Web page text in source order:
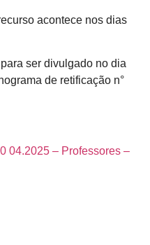
acontece nos dias
ser divulgado no dia
de retificação n°
04.2025 – Professores –